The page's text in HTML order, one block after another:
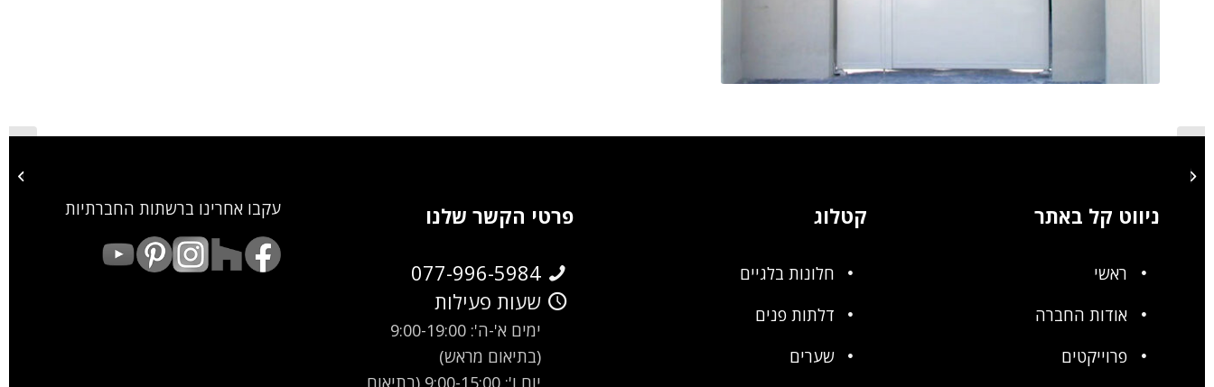
ניווט קל באתר
ראשי
אודות החברה
פרוייקטים
קטלוג
חלונות בלגיים
דלתות פנים
שערים
פרטי הקשר שלנו
077-996-5984
שעות פעילות
ימים א'-ה': 9:00-19:00
(בתיאום מראש)
יום ו': 9:00-15:00 (בתיאום
עקבו אחרינו ברשתות החברתיות
שער